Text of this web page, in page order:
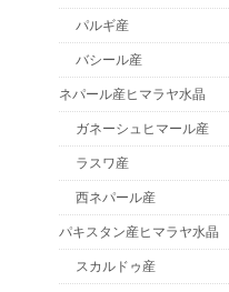
パルギ産
バシール産
ネパール産ヒマラヤ水晶
ガネーシュヒマール産
ラスワ産
西ネパール産
パキスタン産ヒマラヤ水晶
スカルドゥ産